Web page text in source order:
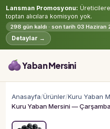
Lansman Promosyonu: Üreticilere
toptan alıcılara komisyon yok.
298 gün kaldı · son tarih 03 Haziran
Detaylar →
Yaban Mersini
Anasayfa/Ürünler/Kuru Yaban
Kuru Yaban Mersini —